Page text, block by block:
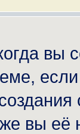
вы
вы её